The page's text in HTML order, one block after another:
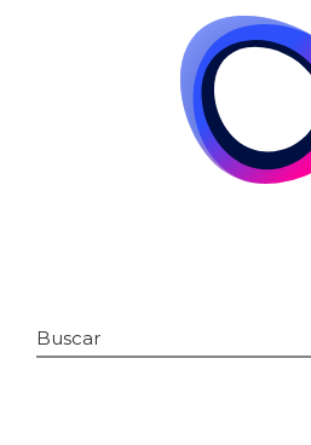
Buscar